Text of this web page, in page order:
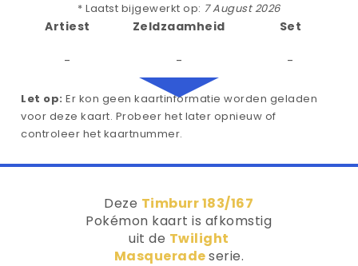
* Laatst bijgewerkt op: 7 August 2026
Artiest
-
Zeldzaamheid
-
Set
-
Let op: Er kon geen kaartinformatie worden geladen
voor deze kaart. Probeer het later opnieuw of
controleer het kaartnummer.
Deze Timburr 183/167
Pokémon kaart is afkomstig
uit de Twilight
Masqueradeserie.